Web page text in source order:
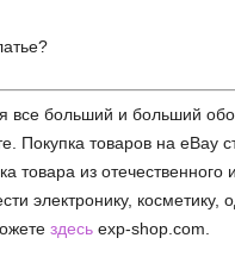
все больший и больший
Покупка товаров на eBay
товара из отечественного
электронику, косметику,
здесь exp-shop.com.